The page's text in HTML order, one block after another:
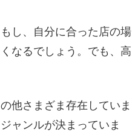
し、自分に合った店の場
なるでしょう。でも、高
他さまざま存在していま
ャンルが決まっていま